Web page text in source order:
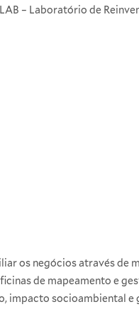
– Laboratório de
os negócios através de
de mapeamento e
impacto socioambiental e